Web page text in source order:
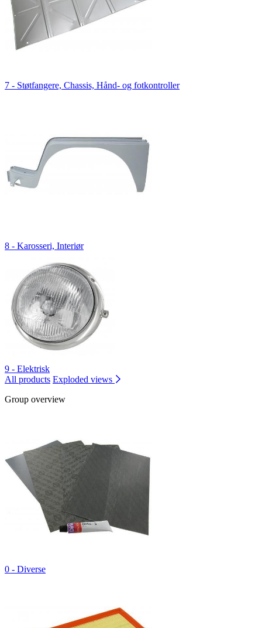
7 - Støtfangere, Chassis, Hånd- og fotkontroller
8 - Karosseri, Interiør
9 - Elektrisk
All products Exploded views
Group overview
0 - Diverse